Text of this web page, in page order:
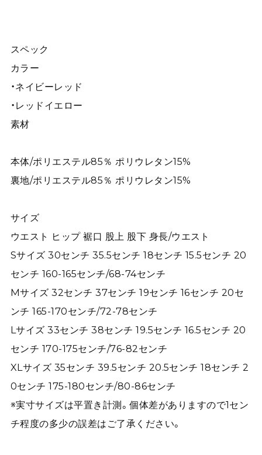
スペック
カラー
・ネイビーレッド
・レッドイエロー
素材
本体/ポリエステル85％ ポリウレタン15%
裏地/ポリエステル85％ ポリウレタン15%
サイズ
ウエスト ヒップ 裾口 股上 股下 身長/ウエスト
Sサイズ 30センチ 35.5センチ 18センチ 15.5センチ 20
センチ 160-165センチ/68-74センチ
Mサイズ 32センチ 37センチ 19センチ 16センチ 20セ
ンチ 165-170センチ/72-78センチ
Lサイズ 33センチ 38センチ 19.5センチ 16.5センチ 20
センチ 170-175センチ/76-82センチ
XLサイズ 35センチ 39.5センチ 20.5センチ 18センチ 2
0センチ 175-180センチ/80-86センチ
※実寸サイズは平置き計測。個体差がありますので1セン
チ程度の多少の誤差はご了承ください。